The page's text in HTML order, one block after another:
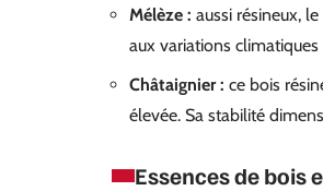
Mélèze : aussi résineux,
aux variations
Châtaignier : ce bois
élevée. Sa stabilité
Essences de bois